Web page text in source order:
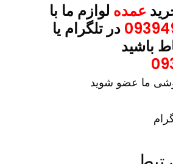
عمده لوازم ما با
در تلگرام یا
باشید
ما عضو شوید